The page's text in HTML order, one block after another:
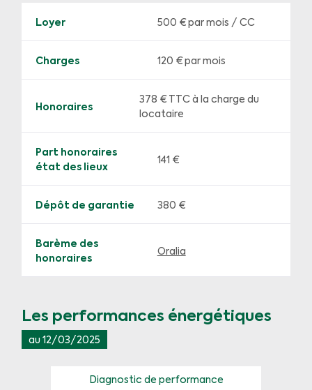
Loyer 500 € par mois / CC
Charges 120 € par mois
Honoraires
378 € TTC à la charge du
locataire
Part honoraires
état des lieux
141 €
Dépôt de garantie 380 €
Barème des
honoraires
Oralia
Les performances énergétiques
au 12/03/2025
Diagnostic de performance